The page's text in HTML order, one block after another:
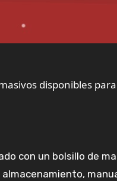
disponibles
con un bolsillo de